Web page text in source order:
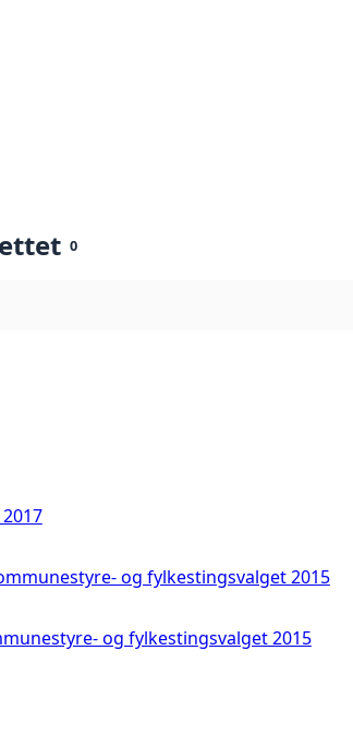
0
og fylkestingsvalget 2015
og fylkestingsvalget 2015